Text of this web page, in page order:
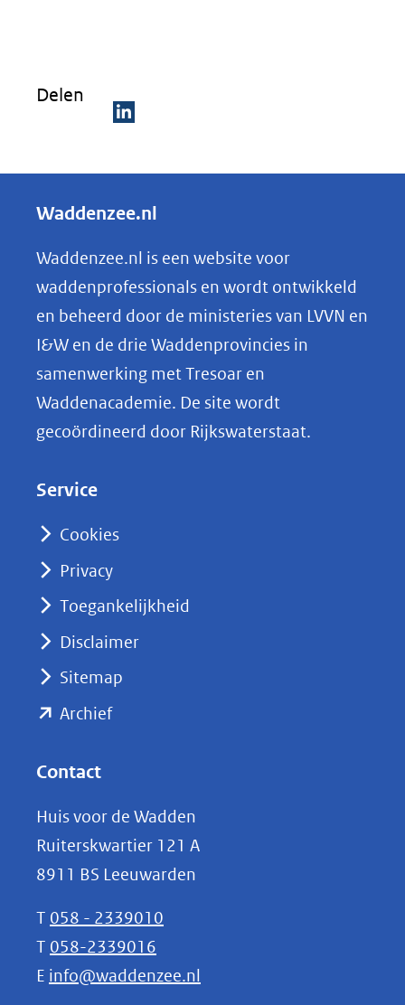
Delen
e
e
n
o
p
k
e
nieuw
naar
Waddenzee.nl
Waddenzee.nl is een website voor
waddenprofessionals en wordt ontwikkeld
en beheerd door de ministeries van LVVN en
I&W en de drie Waddenprovincies in
samenwerking met Tresoar en
Waddenacademie. De site wordt
gecoördineerd door Rijkswaterstaat.
Service
Cookies
Privacy
Toegankelijkheid
Disclaimer
Sitemap
Archief(opent
(verwijst
naar
een
andere
website)
Contact
Huis voor de Wadden
Ruiterskwartier 121 A
8911 BS Leeuwarden
T 058 - 2339010
T 058-2339016
E info@waddenzee.nl